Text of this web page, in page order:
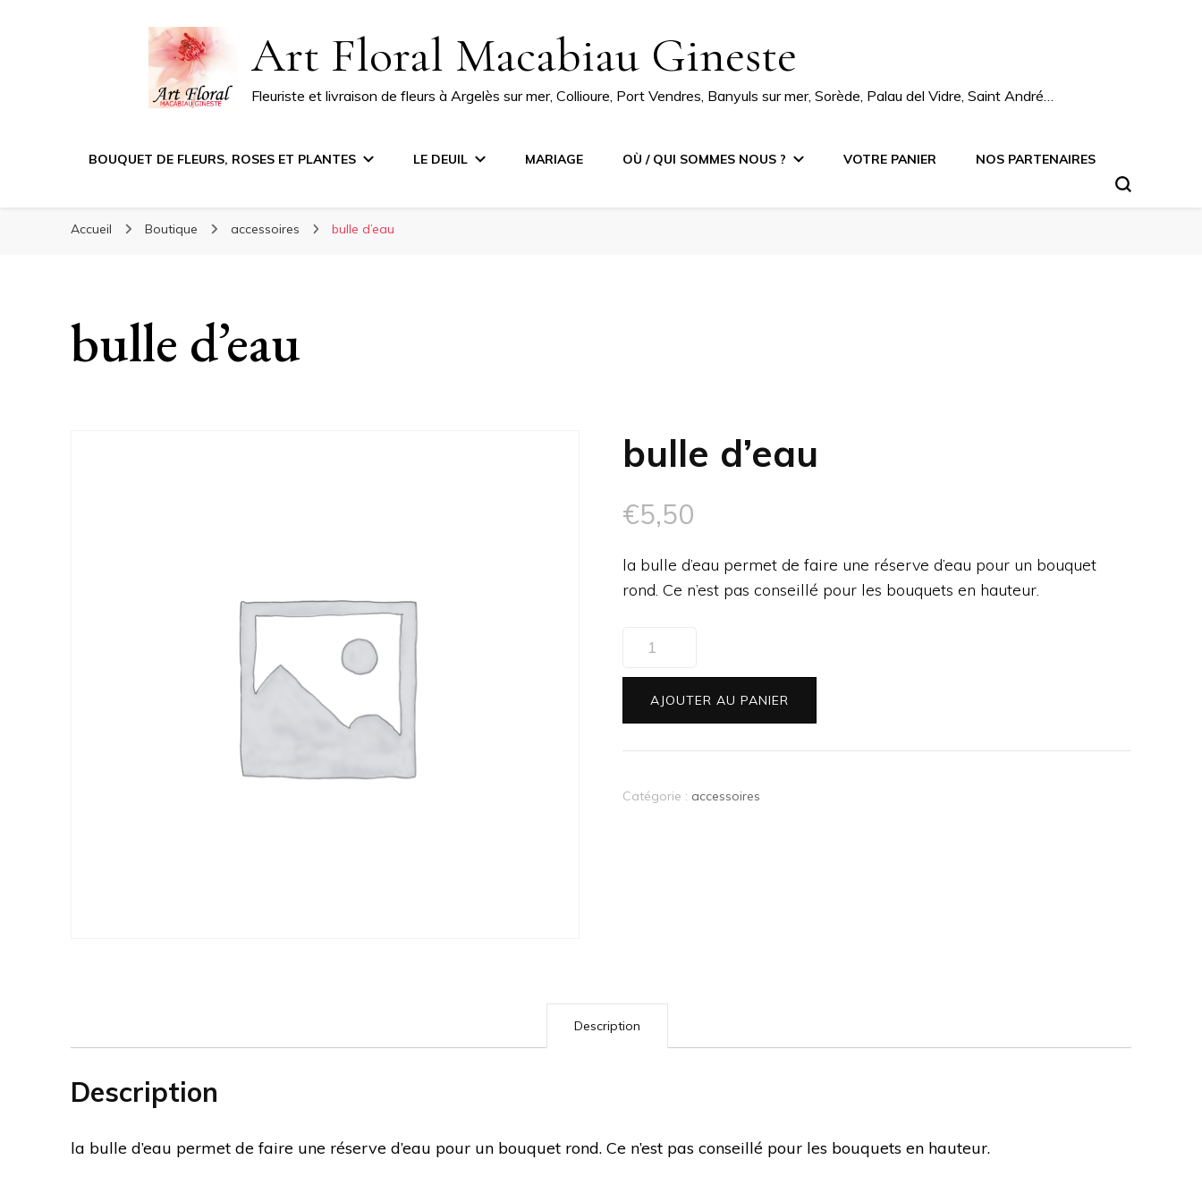
Art Floral Macabiau Gineste
Fleuriste et livraison de fleurs à Argelès sur mer, Collioure, Port Vendres, Banyuls sur mer, Sorède, Palau del Vidre, Saint André…
BOUQUET DE FLEURS, ROSES ET PLANTES LE DEUIL MARIAGE OÙ / QUI SOMMES NOUS ? VOTRE PANIER NOS PARTENAIRES
Accueil Boutique accessoires bulle d’eau
bulle d’eau
bulle d’eau
€5,50
la bulle d’eau permet de faire une réserve d’eau pour un bouquet
rond. Ce n’est pas conseillé pour les bouquets en hauteur.
quantité
d'eau
AJOUTER AU PANIER
Catégorie : accessoires
Description
Description
la bulle d’eau permet de faire une réserve d’eau pour un bouquet rond. Ce n’est pas conseillé pour les bouquets en hauteur.